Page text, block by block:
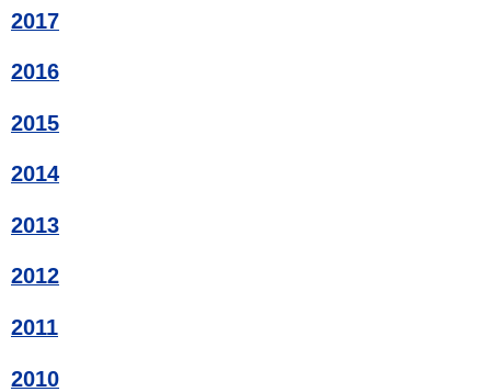
2017
2016
2015
2014
2013
2012
2011
2010